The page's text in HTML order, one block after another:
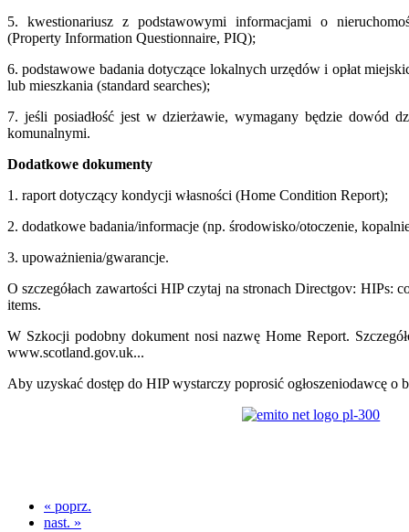
5. kwestionariusz z podstawowymi informacjami o
(Property Information Questionnaire, PIQ);
6. podstawowe badania dotyczące lokalnych urzędów i opłat
lub mieszkania (standard searches);
7. jeśli posiadłość jest w dzierżawie, wymagany będzie dowód
komunalnymi.
Dodatkowe dokumenty
1. raport dotyczący kondycji własności (Home Condition Report);
2. dodatkowe badania/informacje (np. środowisko/otoczenie,
3. upoważnienia/gwarancje.
O szczegółach zawartości HIP czytaj na stronach Directgov: HIPs:
items.
W Szkocji podobny dokument nosi nazwę Home Report.
www.scotland.gov.uk...
Aby uzyskać dostęp do HIP wystarczy poprosić ogłoszeniodawcę o
« poprz.
nast. »